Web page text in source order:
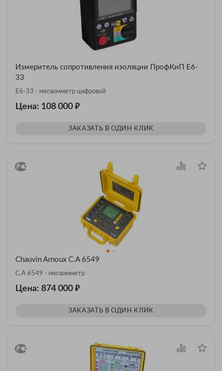
Измеритель сопротивления изоляции ПрофКиП Е6-
33
Е6-33 - мегаомметр цифровой
Цена: 108 000 ₽
ЗАКАЗАТЬ В ОДИН КЛИК
Chauvin Arnoux C.A 6549
C.A 6549 - мегаомметр
Цена: 874 000 ₽
ЗАКАЗАТЬ В ОДИН КЛИК